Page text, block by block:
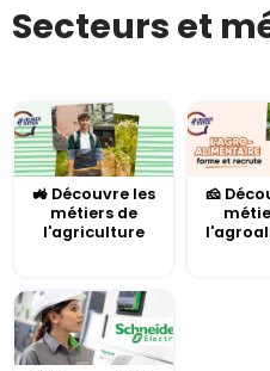
Secteurs et
🚜 Découvre les
métiers de
l'agriculture
🧀